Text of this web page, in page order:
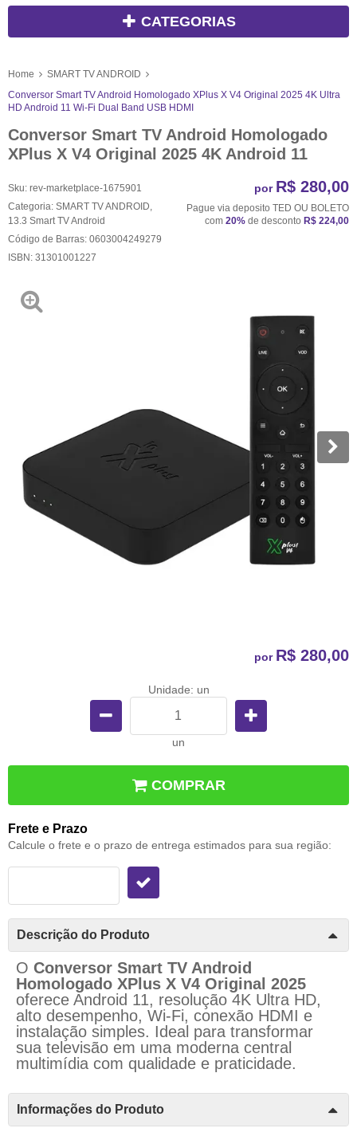
CATEGORIAS
Home
SMART TV ANDROID
Conversor Smart TV Android Homologado XPlus X V4 Original 2025 4K Ultra
HD Android 11 Wi-Fi Dual Band USB HDMI
Conversor Smart TV Android Homologado
XPlus X V4 Original 2025 4K Android 11
Sku: rev-marketplace-1675901
Categoria: SMART TV ANDROID
13.3 Smart TV Android
Código de Barras: 0603004249279
ISBN: 31301001227
por R$ 280,00
Pague via deposito TED OU BOLETO
com 20% de desconto R$ 224,00
por R$ 280,00
Unidade: un
un
COMPRAR
Frete e Prazo
Calcule o frete e o prazo de entrega estimados para sua região:
Descrição do Produto
O Conversor Smart TV Android
Homologado XPlus X V4 Original 2025
oferece Android 11, resolução 4K Ultra HD,
alto desempenho, Wi-Fi, conexão HDMI e
instalação simples. Ideal para transformar
sua televisão em uma moderna central
multimídia com qualidade e praticidade.
Informações do Produto